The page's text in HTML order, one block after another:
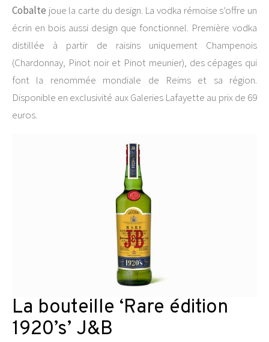
Cobalte joue la carte du design. La vodka rémoise s’offre un
écrin en bois aussi design que fonctionnel. Première vodka
distillée à partir de raisins uniquement Champenois
(Chardonnay, Pinot noir et Pinot meunier), des cépages qui
font la renommée mondiale de Reims et sa région.
Disponible en exclusivité aux Galeries Lafayette au prix de 69
euros.
La bouteille ‘Rare édition
1920’s’ J&B